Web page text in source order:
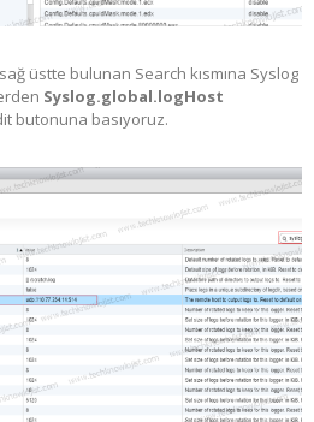
üstte bulunan Search kısmına Syslog
Syslog.global.logHost
butonuna basıyoruz.